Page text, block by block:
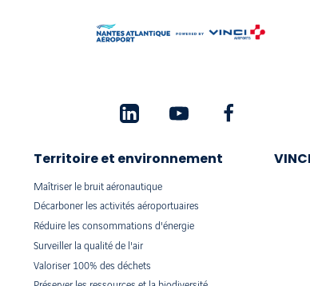
Territoire et environnement
Maîtriser le bruit aéronautique
Décarboner les activités aéroportuaires
Réduire les consommations d'énergie
Surveiller la qualité de l'air
Valoriser 100% des déchets